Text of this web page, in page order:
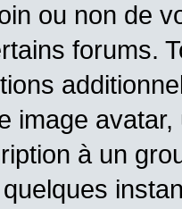
ou non de
forums.
image
à un